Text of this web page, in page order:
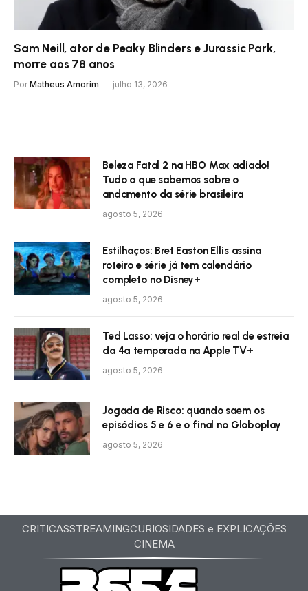
Sam Neill, ator de Peaky Blinders e Jurassic Park,
morre aos 78 anos
Por Matheus Amorim julho 13, 2026
Beleza Fatal 2 na HBO Max adiado!
Tudo o que sabemos sobre o
andamento da série brasileira
agosto 5, 2026
Estilhaços: Bret Easton Ellis assina
roteiro e série já tem calendário
completo no Disney+
agosto 5, 2026
Ted Lasso: veja o horário real de estreia
da 4ª temporada na Apple TV+
agosto 5, 2026
Jogada de Risco: quando saem os
episódios 5 e 6 e o final no Globoplay
agosto 5, 2026
CRITICASSTREAMINGCURIOSIDADES e EXPLICAÇÕES
CINEMA